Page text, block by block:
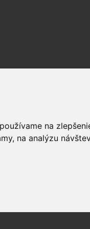
na
na analýzu